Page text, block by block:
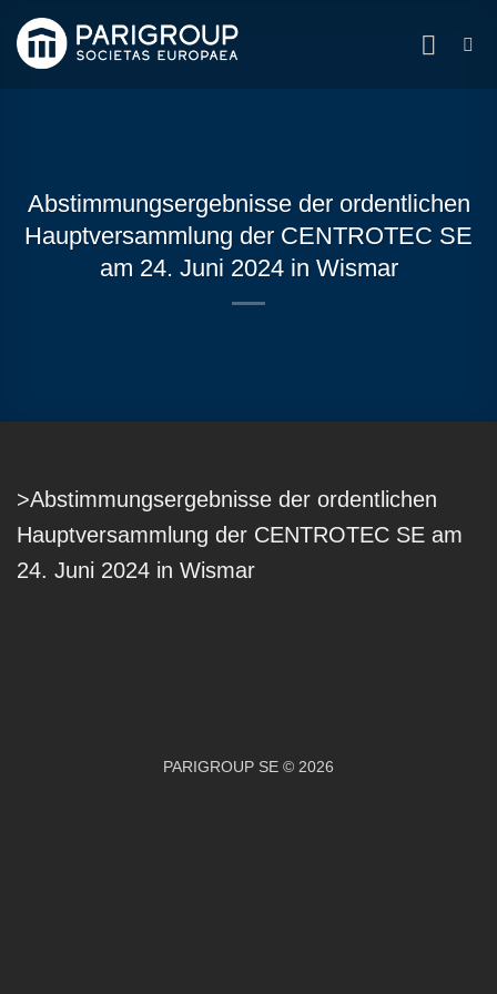
Inhalt
springen
Abstimmungsergebnisse der ordentlichen
Hauptversammlung der CENTROTEC SE
am 24. Juni 2024 in Wismar
>Abstimmungsergebnisse der ordentlichen
Hauptversammlung der CENTROTEC SE am
24. Juni 2024 in Wismar
PARIGROUP SE © 2026